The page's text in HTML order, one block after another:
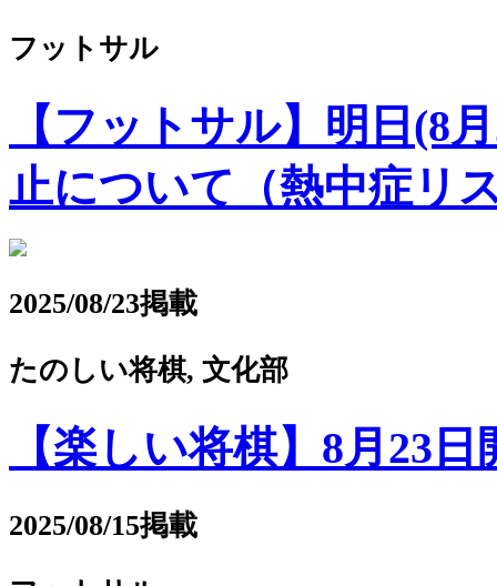
フットサル
【フットサル】明日(8
止について（熱中症リ
2025/08/23掲載
たのしい将棋, 文化部
【楽しい将棋】8月23
2025/08/15掲載